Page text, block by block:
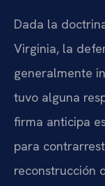
Dada la
Virginia, la
generalmente
tuvo alguna
firma anticipa
para
reconstrucción